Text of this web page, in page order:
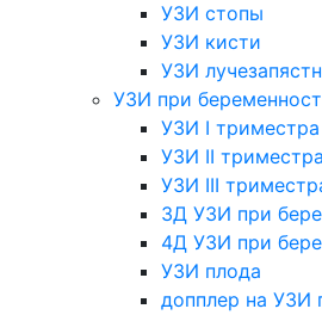
УЗИ стопы
УЗИ кисти
УЗИ
УЗИ при
УЗИ I триместра
УЗИ II триместра
УЗИ III
3Д УЗИ при
4Д УЗИ при
УЗИ плода
допплер на УЗИ